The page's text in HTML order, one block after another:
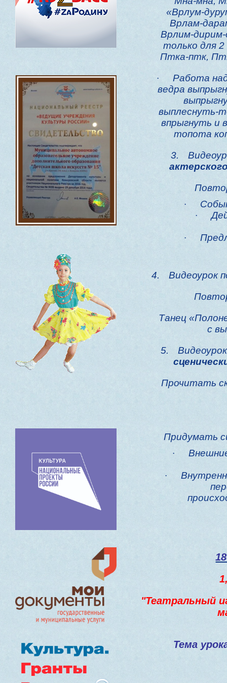
«Врлум-
Врлам-
Врлим-
только для
Птка-птк,
·
Работа
ведра
выплеснуть-
впрыгнуть и
топота
3.
·
·
·
4.
Видеоурок
Танец
с
5.
Прочитать
Придумать
·
·
"Театральный
Тема